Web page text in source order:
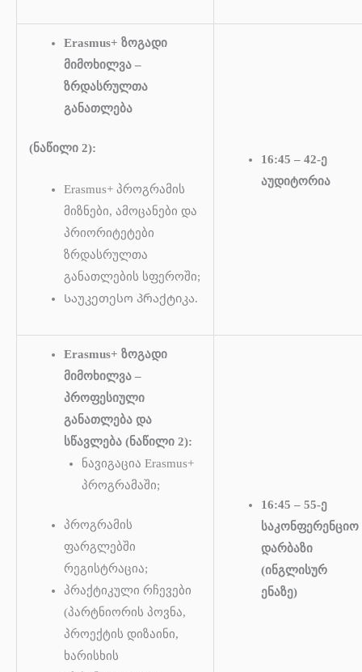
Erasmus+ ზოგადი
მიმოხილვა –
ზრდასრულთა
განათლება
(ნაწილი 2):
Erasmus+ პროგრამის
მიზნები, ამოცანები და
პრიორიტეტები
ზრდასრულთა
განათლების სფეროში;
Საუკეთესო პრაქტიკა.
16:45 – 42-ე
აუდიტორია
Erasmus+ ზოგადი
მიმოხილვა –
პროფესიული
განათლება და
სწავლება (ნაწილი 2):
ნავიგაცია Erasmus+
პროგრამაში;
პროგრამის
ფარგლებში
რეგისტრაცია;
პრაქტიკული რჩევები
(პარტნიორის პოვნა,
პროექტის დიზაინი,
ხარისხის
16:45 – 55-ე
საკონფერენციო
დარბაზი
(ინგლისურ
ენაზე)